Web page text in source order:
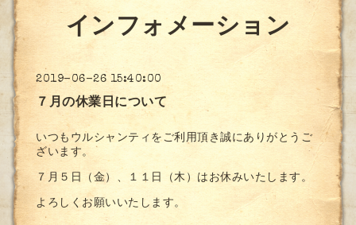
インフォメーション
2019-06-26 15:40:00
７月の休業日について
いつもウルシャンティをご利用頂き誠にありがとうご
ざいます。
７月５日（金）、１１日（木）はお休みいたします。
よろしくお願いいたします。